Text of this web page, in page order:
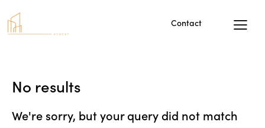
Contact
No results
We're sorry, but your query did not match